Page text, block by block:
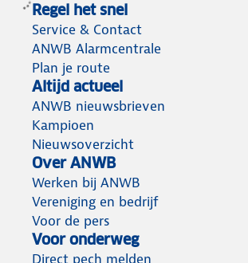
Regel het snel
Service & Contact
ANWB Alarmcentrale
Plan je route
Altijd actueel
ANWB nieuwsbrieven
Kampioen
Nieuwsoverzicht
Over ANWB
Werken bij ANWB
Vereniging en bedrijf
Voor de pers
Voor onderweg
Direct pech melden